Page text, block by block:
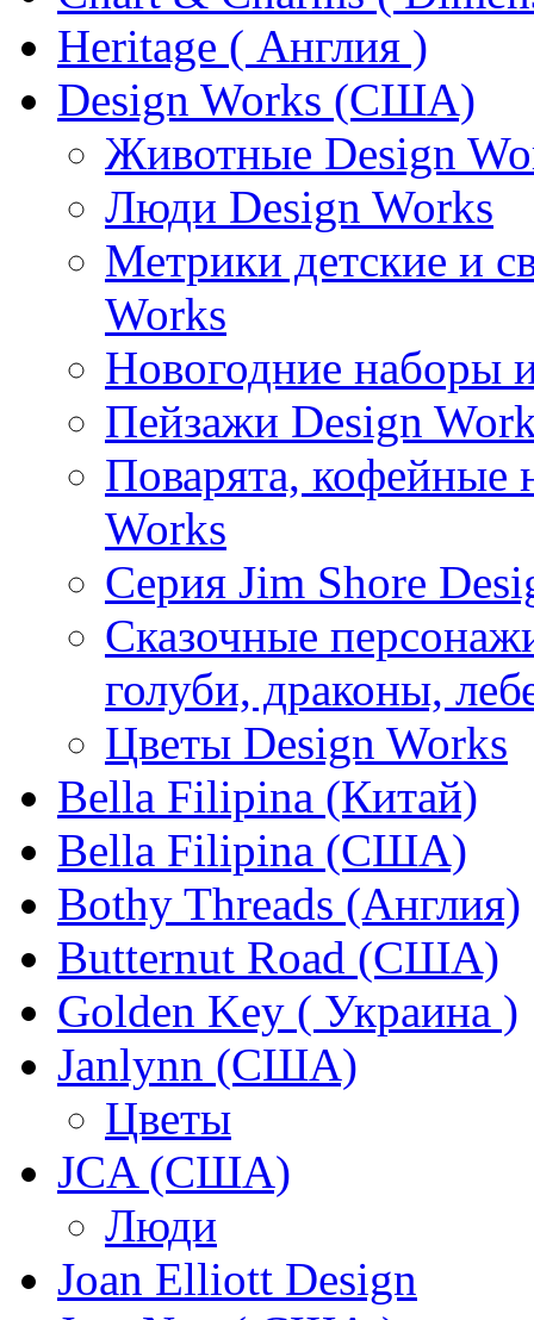
Heritage ( Англия )
Design Works (США)
Животные Design
Люди Design Works
Метрики детские и
Works
Новогодние наборы
Пейзажи Design
Поварята, кофейные
Works
Серия Jim Shore
Сказочные
голуби, драконы,
Цветы Design Works
Bella Filipina (Китай)
Bella Filipina (США)
Bothy Threads (Англия)
Butternut Road (США)
Golden Key ( Украина )
Janlynn (США)
Цветы
JCA (США)
Люди
Joan Elliott Design